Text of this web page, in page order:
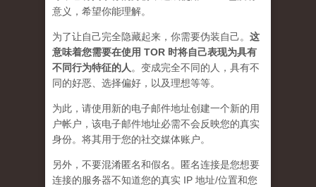
意义，希望你能理解。
为了让自己完全隐藏起来，你需要伪装自己。 这
意味着您需要在使用 TOR 时将自己表现为具有
不同行为特征的人 。 变成完全不同的人，具有不
同的好恶、选择偏好，以及理想等等。
为此，请使用新的电子邮件地址创建一个新的用
户帐户，该电子邮件地址必需不会反映您的真实
身份。将其用于您的社交媒体账户。
另外，不要混淆匿名和假名。匿名连接是您想要
连接的服务器不知道您的真实 IP 地址/位置和您